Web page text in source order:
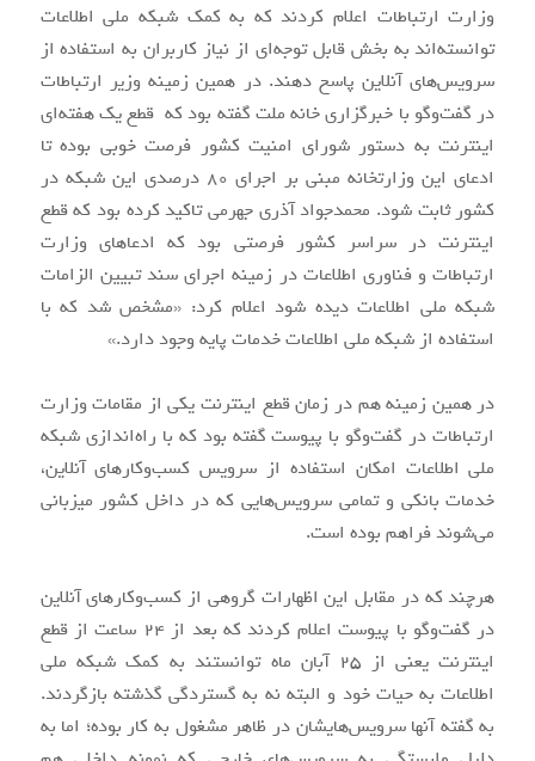
وزارت ارتباطات اعلام کردند که به کمک شبکه ملی اطلاعات
توانسته‌اند به بخش قابل توجه‌ای از نیاز کاربران به استفاده از
سرویس‌های آنلاین پاسخ دهند. در همین زمینه وزیر ارتباطات
در گفت‌وگو با خبرگزاری خانه ملت گفته بود که قطع یک هفته‌ای
اینترنت به دستور شورای امنیت کشور فرصت خوبی بوده تا
ادعای این وزارتخانه مبنی بر اجرای ۸۰ درصدی این شبکه در
کشور ثابت شود. محمدجواد آذری جهرمی تاکید کرده بود که قطع
اینترنت در سراسر کشور فرصتی بود که ادعاهای وزارت
ارتباطات و فناوری اطلاعات در زمینه اجرای سند تبیین الزامات
شبکه ملی اطلاعات دیده شود اعلام کرد: «مشخص شد که با
استفاده از شبکه ملی اطلاعات خدمات پایه وجود دارد.»
در همین زمینه هم در زمان قطع اینترنت یکی از مقامات وزارت
ارتباطات در گفت‌وگو با پیوست گفته بود که با راه‌اندازی شبکه
ملی اطلاعات امکان استفاده از سرویس کسب‌وکارهای آنلاین،‌
خدمات بانکی و تمامی سرویس‌هایی که در داخل کشور میزبانی
می‌شوند فراهم بوده است.
هرچند که در مقابل این اظهارات گروهی از کسب‌وکارهای آنلاین
در گفت‌وگو با پیوست اعلام کردند که بعد از ۲۴ ساعت از قطع
اینترنت یعنی از ۲۵ آبان‌ ماه توانستند به کمک شبکه ملی
اطلاعات به حیات خود و البته نه به گستردگی گذشته بازگردند.
به گفته‌ آنها سرویس‌هایشان در ظاهر مشغول به کار بوده؛ اما به